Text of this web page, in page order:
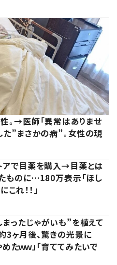
。→医師「異常はありませ
”まさかの病”。女性の現
アで目薬を購入→目薬とは
ものに…180万表示「ほし
これ！！」
ったじゃがいも”を植えて
ヶ月後、驚きの光景に
たｗｗ」「育ててみたいで